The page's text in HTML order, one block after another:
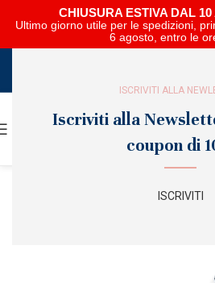
ISCRIVITI ALLA
Iscriviti alla
coupon di
ISCRIVITI
CHIUSURA ESTIVA DAL
Ultimo giorno utile per le spedizioni,
6 agosto, entro le